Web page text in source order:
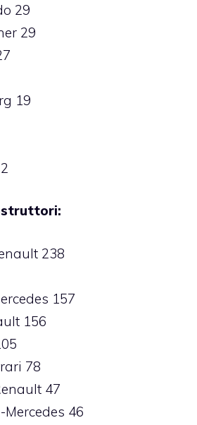
29
29
19
238
157
156
78
47
Mercedes 46